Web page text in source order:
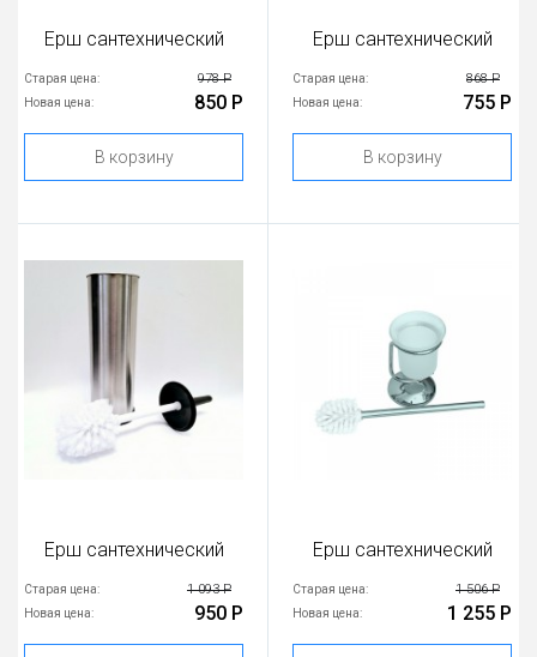
Ерш сантехнический
Старая цена: 978 Р
Новая цена: 850 Р
В корзину
Ерш сантехнический
Старая цена: 868 Р
Новая цена: 755 Р
В корзину
Ерш сантехнический
Старая цена: 1 093 Р
Новая цена: 950 Р
Ерш сантехнический
Старая цена: 1 506 Р
Новая цена: 1 255 Р